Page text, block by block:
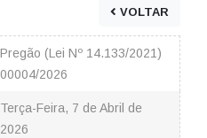
VOLTAR
Pregão (Lei Nº 14.133/2021)
00004/2026
Terça-Feira, 7 de Abril de
2026